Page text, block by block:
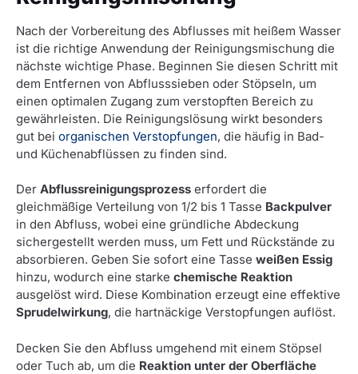
Nach der Vorbereitung des Abflusses mit heißem Wasser
ist die richtige Anwendung der Reinigungsmischung die
nächste wichtige Phase. Beginnen Sie diesen Schritt mit
dem Entfernen von Abflusssieben oder Stöpseln, um
einen optimalen Zugang zum verstopften Bereich zu
gewährleisten. Die Reinigungslösung wirkt besonders
gut bei organischen Verstopfungen, die häufig in Bad-
und Küchenabflüssen zu finden sind.
Der Abflussreinigungsprozess erfordert die
gleichmäßige Verteilung von 1/2 bis 1 Tasse Backpulver
in den Abfluss, wobei eine gründliche Abdeckung
sichergestellt werden muss, um Fett und Rückstände zu
absorbieren. Geben Sie sofort eine Tasse weißen Essig
hinzu, wodurch eine starke chemische Reaktion
ausgelöst wird. Diese Kombination erzeugt eine effektive
Sprudelwirkung, die hartnäckige Verstopfungen auflöst.
Decken Sie den Abfluss umgehend mit einem Stöpsel
oder Tuch ab, um die Reaktion unter der Oberfläche